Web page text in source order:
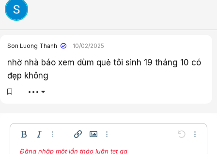
Son Luong Thanh 10/02/2025
nhờ nhà báo xem dùm quẻ tôi sinh 19 tháng 10 có
đẹp không
•••
Bold In nghiêngThêm tùy chọn…
Chèn liên kết
Chèn hình ảnh
Thêm tùy chọn… Undo Thêm
Đăng nhập một lần thảo luận tẹt ga